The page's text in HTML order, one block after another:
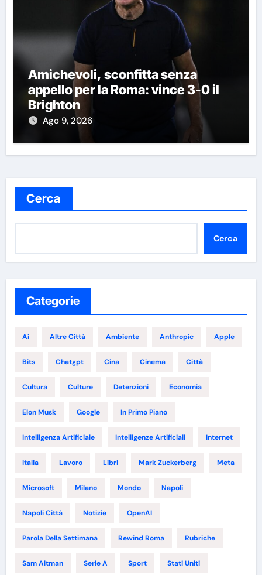
Amichevoli, sconfitta senza
appello per la Roma: vince 3-0 il
Brighton
Ago 9, 2026
Cerca
Cerca
Categorie
Ai Altre Città Ambiente Anthropic Apple
Bits Chatgpt Cina Cinema Città
Cultura Culture Detenzioni Economia
Elon Musk Google In Primo Piano
Intelligenza Artificiale Intelligenze Artificiali Internet
Italia Lavoro Libri Mark Zuckerberg Meta
Microsoft Milano Mondo Napoli
Napoli Città Notizie OpenAI
Parola Della Settimana Rewind Roma Rubriche
Sam Altman Serie A Sport Stati Uniti